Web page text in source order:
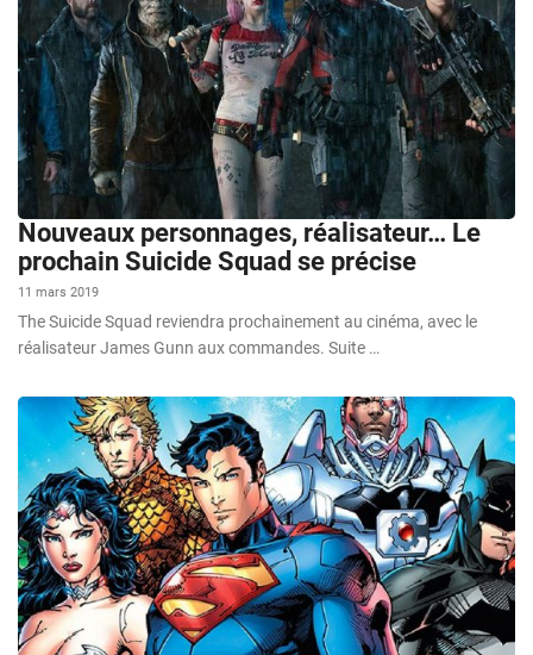
Nouveaux personnages, réalisateur… Le
prochain Suicide Squad se précise
11 mars 2019
The Suicide Squad reviendra prochainement au cinéma, avec le
réalisateur James Gunn aux commandes. Suite …